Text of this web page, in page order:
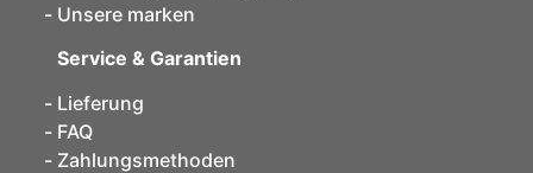
Unsere marken
Service & Garantien
Lieferung
FAQ
Zahlungsmethoden